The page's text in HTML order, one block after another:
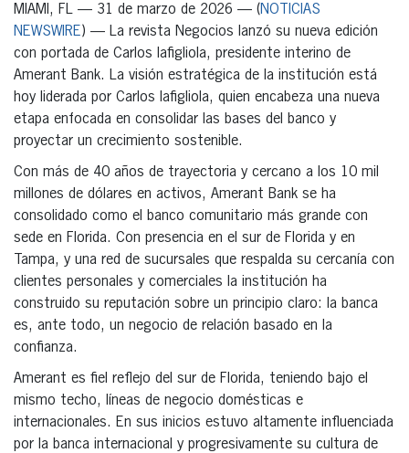
MIAMI, FL — 31 de marzo de 2026 — (NOTICIAS
NEWSWIRE) — La revista Negocios lanzó su nueva edición
con portada de Carlos Iafigliola, presidente interino de
Amerant Bank. La visión estratégica de la institución está
hoy liderada por Carlos Iafigliola, quien encabeza una nueva
etapa enfocada en consolidar las bases del banco y
proyectar un crecimiento sostenible.
Con más de 40 años de trayectoria y cercano a los 10 mil
millones de dólares en activos, Amerant Bank se ha
consolidado como el banco comunitario más grande con
sede en Florida. Con presencia en el sur de Florida y en
Tampa, y una red de sucursales que respalda su cercanía con
clientes personales y comerciales la institución ha
construido su reputación sobre un principio claro: la banca
es, ante todo, un negocio de relación basado en la
confianza.
Amerant es fiel reflejo del sur de Florida, teniendo bajo el
mismo techo, líneas de negocio domésticas e
internacionales. En sus inicios estuvo altamente influenciada
por la banca internacional y progresivamente su cultura de